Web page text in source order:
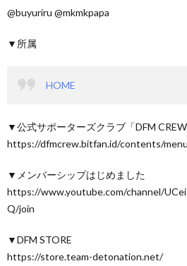
@buyuriru @mkmkpapa
▼所属
HOME
▼公式サポーターズクラブ「DFM
https://dfmcrew.bitfan.id/contents/
▼メンバーシップはじめました
https://www.youtube.com/channel/
Q/join
▼DFM STORE
https://store.team-detonation.net/